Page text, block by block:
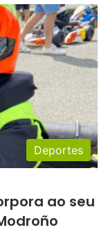
Deportes
ao seu